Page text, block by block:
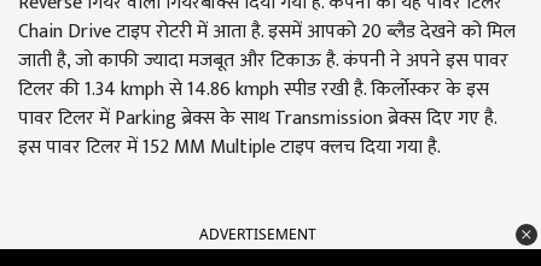
Chain Drive टाइप रोटरी में आता है. इसमें आपको 20 ब्लैड देखने को मिल
जाती है, जो काफी ज्यादा मजबूत और टिकाऊ है. कंपनी ने अपने इस पावर
टिलर की 1.34 kmph से 14.86 kmph स्पीड रखी है. किर्लोस्कर के इस
पावर टिलर में Parking ब्रेक्स के साथ Transmission ब्रेक्स दिए गए है.
इस पावर टिलर में 152 MM Multiple टाइप क्लच दिया गया है.
ADVERTISEMENT